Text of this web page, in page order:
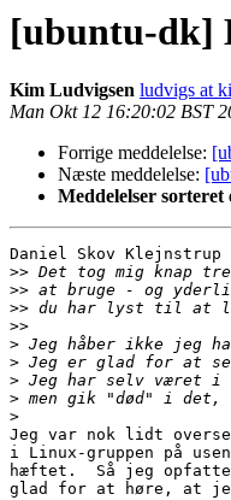
[ubuntu-dk]
Kim Ludvigsen ludvigs at
Man Okt 12 16:20:02 BST
Forrige meddelelse:
Næste meddelelse:
Meddelelser sorteret
Daniel Skov Klejnstrup
>>
>>
>>
>>
>
>
>
>
>
Jeg var nok lidt
i Linux-gruppen på
hæftet.  Så jeg
glad for at høre, at